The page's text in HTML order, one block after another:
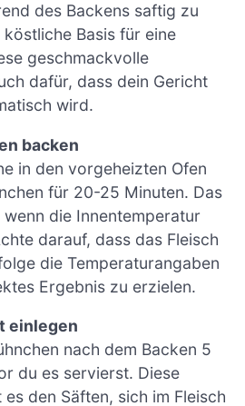
des Backens saftig zu
Basis für eine
geschmackvolle
dafür, dass dein Gericht
wird.
backen
in den vorgeheizten Ofen
für 20-25 Minuten. Das
die Innentemperatur
darauf, dass das Fleisch
die Temperaturangaben
Ergebnis zu erzielen.
einlegen
nach dem Backen 5
du es servierst. Diese
den Säften, sich im Fleisch